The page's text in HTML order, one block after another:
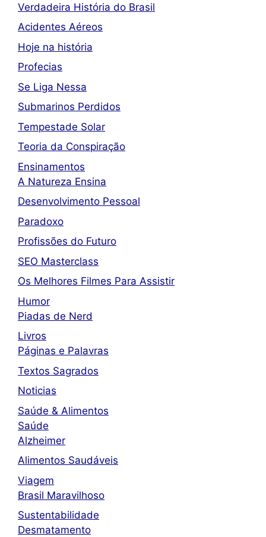
Verdadeira História do Brasil
Acidentes Aéreos
Hoje na história
Profecias
Se Liga Nessa
Submarinos Perdidos
Tempestade Solar
Teoria da Conspiração
Ensinamentos
A Natureza Ensina
Desenvolvimento Pessoal
Paradoxo
Profissões do Futuro
SEO Masterclass
Os Melhores Filmes Para Assistir
Humor
Piadas de Nerd
Livros
Páginas e Palavras
Textos Sagrados
Noticias
Saúde & Alimentos
Saúde
Alzheimer
Alimentos Saudáveis
Viagem
Brasil Maravilhoso
Sustentabilidade
Desmatamento